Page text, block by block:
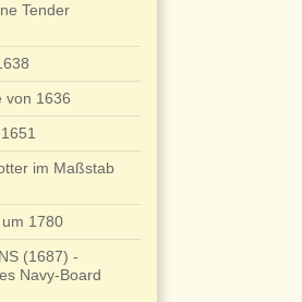
Tender
von 1636
im Maßstab
1780
(1687) -
Navy-Board